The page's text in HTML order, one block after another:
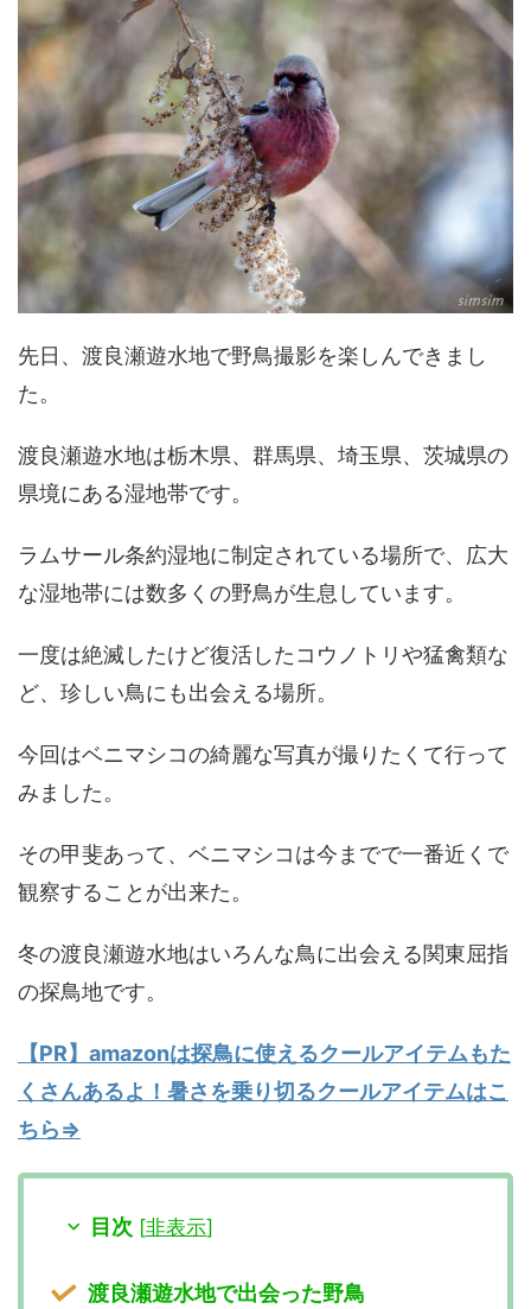
先日、渡良瀬遊水地で野鳥撮影を楽しんできまし
た。
渡良瀬遊水地は栃木県、群馬県、埼玉県、茨城県の
県境にある湿地帯です。
ラムサール条約湿地に制定されている場所で、広大
な湿地帯には数多くの野鳥が生息しています。
一度は絶滅したけど復活したコウノトリや猛禽類な
ど、珍しい鳥にも出会える場所。
今回はベニマシコの綺麗な写真が撮りたくて行って
みました。
その甲斐あって、ベニマシコは今までで一番近くで
観察することが出来た。
冬の渡良瀬遊水地はいろんな鳥に出会える関東屈指
の探鳥地です。
【PR】amazonは探鳥に使えるクールアイテムもた
くさんあるよ！暑さを乗り切るクールアイテムはこ
ちら⇒
目次 [非表示]
渡良瀬遊水地で出会った野鳥